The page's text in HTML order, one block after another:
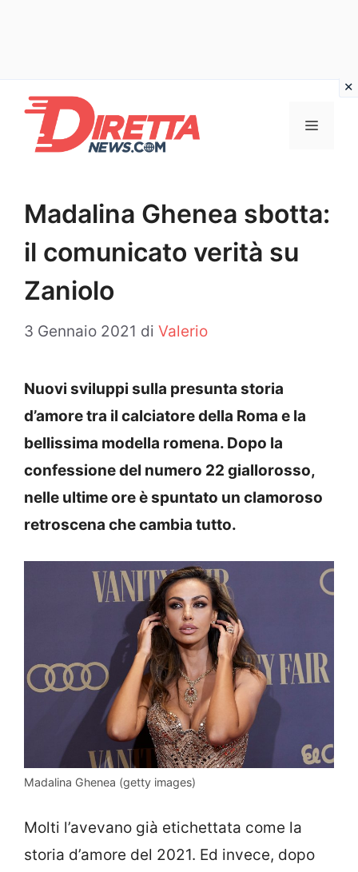
contenuto
Menu
Madalina Ghenea sbotta:
il comunicato verità su
Zaniolo
3 Gennaio 2021 di Valerio
Nuovi sviluppi sulla presunta storia
d’amore tra il calciatore della Roma e la
bellissima modella romena. Dopo la
confessione del numero 22 giallorosso,
nelle ultime ore è spuntato un clamoroso
retroscena che cambia tutto.
Madalina Ghenea (getty images)
Molti l’avevano già etichettata come la
storia d’amore del 2021. Ed invece, dopo